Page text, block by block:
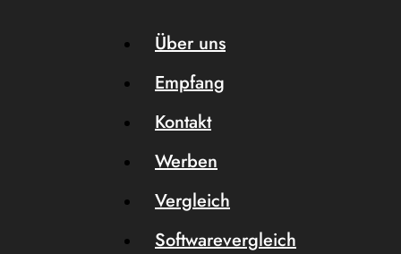
Über uns
Empfang
Kontakt
Werben
Vergleich
Softwarevergleich